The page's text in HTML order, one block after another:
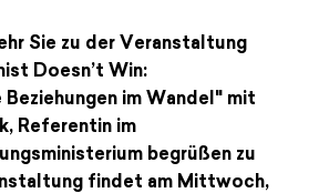
Europas
Preis
Sie zu der Veranstaltung
Doesn’t Win:
im Wandel" mit
Referentin im
begrüßen zu
findet am Mittwoch,